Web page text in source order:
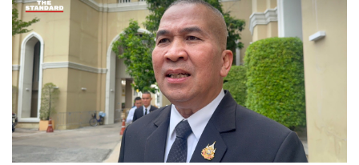
ทั้งนี้ เนื่องจากเป็นธุรกรรมที่เกิดขึ้นในต่างประเทศ ในการ
รวบรวมเอกสารหลักฐานในคดีดังกล่าว ก.ล.ต.ได้ประสาน
ความร่วมมือและได้รับความช่วยเหลือจากหน่วยงานกำกับ
ดูแลของต่างประเทศหลายแห่ง
ด้านการเคลื่อนไหวของราคาหุ้น EAวันนี้ (12 กรกฎาคม) ปิด
การซื้อ-ขายที่ 13.10 บาท ลดลง 0.50 บาท หรือ 3.68% เปรียบ